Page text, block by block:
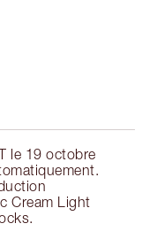
le 19 octobre
Cream Light